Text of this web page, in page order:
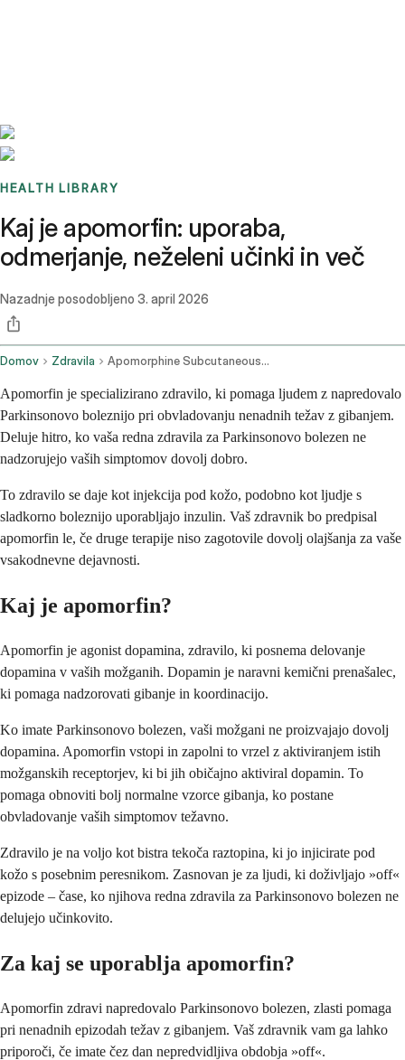
HEALTH LIBRARY
Kaj je apomorfin: uporaba,
odmerjanje, neželeni učinki in več
Nazadnje posodobljeno 3. april 2026
Domov Zdravila Apomorphine Subcutaneous Route
Apomorfin je specializirano zdravilo, ki pomaga ljudem z napredovalo
Parkinsonovo boleznijo pri obvladovanju nenadnih težav z gibanjem.
Deluje hitro, ko vaša redna zdravila za Parkinsonovo bolezen ne
nadzorujejo vaših simptomov dovolj dobro.
To zdravilo se daje kot injekcija pod kožo, podobno kot ljudje s
sladkorno boleznijo uporabljajo inzulin. Vaš zdravnik bo predpisal
apomorfin le, če druge terapije niso zagotovile dovolj olajšanja za vaše
vsakodnevne dejavnosti.
Kaj je apomorfin?
Apomorfin je agonist dopamina, zdravilo, ki posnema delovanje
dopamina v vaših možganih. Dopamin je naravni kemični prenašalec,
ki pomaga nadzorovati gibanje in koordinacijo.
Ko imate Parkinsonovo bolezen, vaši možgani ne proizvajajo dovolj
dopamina. Apomorfin vstopi in zapolni to vrzel z aktiviranjem istih
možganskih receptorjev, ki bi jih običajno aktiviral dopamin. To
pomaga obnoviti bolj normalne vzorce gibanja, ko postane
obvladovanje vaših simptomov težavno.
Zdravilo je na voljo kot bistra tekoča raztopina, ki jo injicirate pod
kožo s posebnim peresnikom. Zasnovan je za ljudi, ki doživljajo »off«
epizode – čase, ko njihova redna zdravila za Parkinsonovo bolezen ne
delujejo učinkovito.
Za kaj se uporablja apomorfin?
Apomorfin zdravi napredovalo Parkinsonovo bolezen, zlasti pomaga
pri nenadnih epizodah težav z gibanjem. Vaš zdravnik vam ga lahko
priporoči, če imate čez dan nepredvidljiva obdobja »off«.